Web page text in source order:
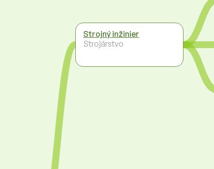
Strojný inžinier
Strojárstvo